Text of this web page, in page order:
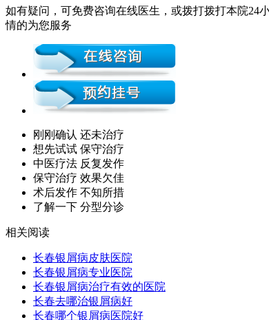
如有疑问，可免费咨询在线医生，或拨打拨打本院24
情的为您服务
刚刚确认 还未治疗
想先试试 保守治疗
中医疗法 反复发作
保守治疗 效果欠佳
术后发作 不知所措
了解一下 分型分诊
相关阅读
长春银屑病皮肤医院
长春银屑病专业医院
长春银屑病治疗有效的医院
长春去哪治银屑病好
长春哪个银屑病医院好